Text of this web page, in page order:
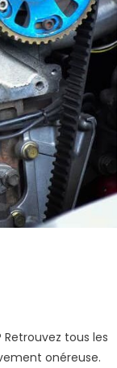
tous les
onéreuse.